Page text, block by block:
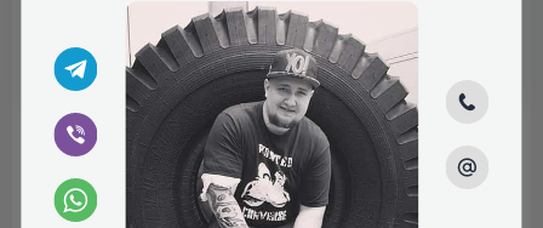
ВСЕСЕЗОННІ
Відгуки (0)
Поки немає коментарів